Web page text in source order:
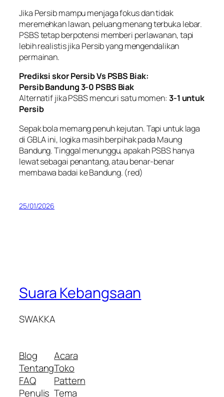
Jika Persib mampu menjaga fokus dan tidak
meremehkan lawan, peluang menang terbuka lebar.
PSBS tetap berpotensi memberi perlawanan, tapi
lebih realistis jika Persib yang mengendalikan
permainan.
Prediksi skor Persib Vs PSBS Biak:
Persib Bandung 3-0 PSBS Biak
Alternatif jika PSBS mencuri satu momen: 3-1 untuk
Persib
Sepak bola memang penuh kejutan. Tapi untuk laga
di GBLA ini, logika masih berpihak pada Maung
Bandung. Tinggal menunggu, apakah PSBS hanya
lewat sebagai penantang, atau benar-benar
membawa badai ke Bandung. (red)
25/01/2026
Suara Kebangsaan
SWAKKA
Blog
Tentang
FAQ
Penulis
Acara
Toko
Pattern
Tema